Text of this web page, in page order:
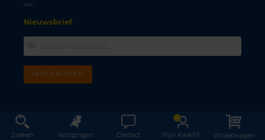
uur.
Nieuwsbrief
INSCHRIJVEN
Zoeken Vestigingen Contact Mijn KwikFit Winkelwagen